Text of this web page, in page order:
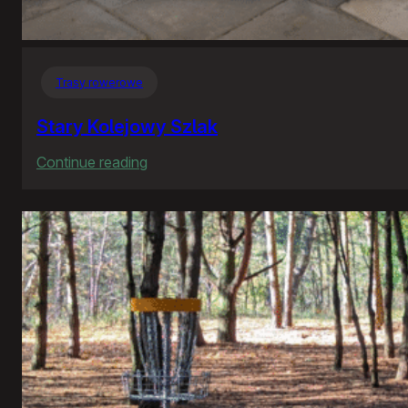
Trasy rowerowe
Stary Kolejowy Szlak
Continue reading
Kolejowy
Szlak